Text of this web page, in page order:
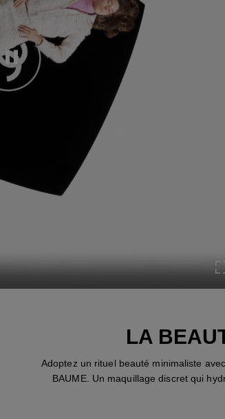
Mettre cette vidéo en pause
LA
Adoptez un rituel beauté minimaliste
BAUME. Un maquillage discret qui